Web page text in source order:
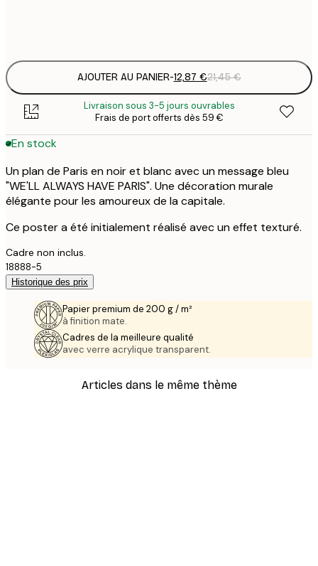
AJOUTER AU PANIER-12,87 €21,45 €
Livraison sous 3-5 jours ouvrables
Frais de port offerts dès 59 €
En stock
Un plan de Paris en noir et blanc avec un message bleu
"WE'LL ALWAYS HAVE PARIS". Une décoration murale
élégante pour les amoureux de la capitale.
Ce poster a été initialement réalisé avec un effet texturé.
Cadre non inclus.
18888-5
Historique des prix
Papier premium de 200 g / m²
à finition mate.
Cadres de la meilleure qualité
avec verre acrylique transparent.
Articles dans le même thème